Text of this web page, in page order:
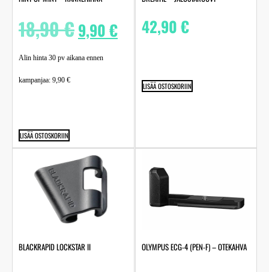
18,90€9,90€
Alin hinta 30 pv aikana ennen
kampanjaa: 9,90 €
LISÄÄ OSTOSKORIIN
42,90€
LISÄÄ OSTOSKORIIN
BLACKRAPID LOCKSTAR II OLYMPUS ECG-4 (PEN-F) – OTEKAHVA